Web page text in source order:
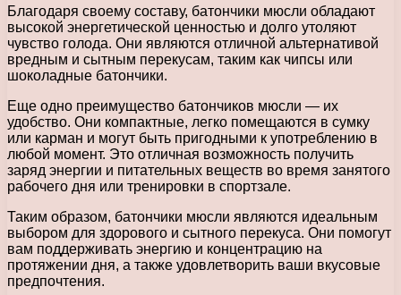
Благодаря своему составу, батончики мюсли обладают
высокой энергетической ценностью и долго утоляют
чувство голода. Они являются отличной альтернативой
вредным и сытным перекусам, таким как чипсы или
шоколадные батончики.
Еще одно преимущество батончиков мюсли — их
удобство. Они компактные, легко помещаются в сумку
или карман и могут быть пригодными к употреблению в
любой момент. Это отличная возможность получить
заряд энергии и питательных веществ во время занятого
рабочего дня или тренировки в спортзале.
Таким образом, батончики мюсли являются идеальным
выбором для здорового и сытного перекуса. Они помогут
вам поддерживать энергию и концентрацию на
протяжении дня, а также удовлетворить ваши вкусовые
предпочтения.